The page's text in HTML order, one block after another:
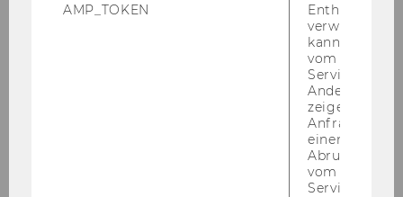
AMP_TOKEN
Enthält ein
verwendet
kann, um
vom AMP-
Service
Andere
zeigen Opt-
Anfrage im
einen Fehler
Abrufen
vom AMP
Service an.